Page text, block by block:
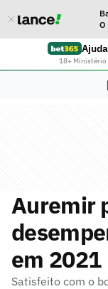
O
18+ Ministério
Auremir
em 2021
Satisfeito com o